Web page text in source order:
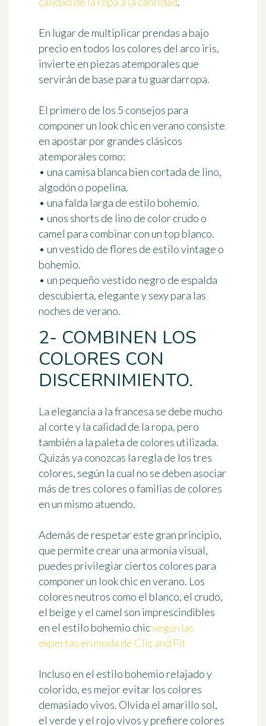
En lugar de multiplicar prendas a bajo
precio en todos los colores del arco iris,
invierte en piezas atemporales que
servirán de base para tu guardarropa.
El primero de los 5 consejos para
componer un look chic en verano consiste
en apostar por grandes clásicos
atemporales como:
• una camisa blanca bien cortada de lino,
algodón o popelina.
• una falda larga de estilo bohemio.
• unos shorts de lino de color crudo o
camel para combinar con un top blanco.
• un vestido de flores de estilo vintage o
bohemio.
• un pequeño vestido negro de espalda
descubierta, elegante y sexy para las
noches de verano.
2- COMBINEN LOS
COLORES CON
DISCERNIMIENTO.
La elegancia a la francesa se debe mucho
al corte y la calidad de la ropa, pero
también a la paleta de colores utilizada.
Quizás ya conozcas la regla de los tres
colores, según la cual no se deben asociar
más de tres colores o familias de colores
en un mismo atuendo.
Además de respetar este gran principio,
que permite crear una armonía visual,
puedes privilegiar ciertos colores para
componer un look chic en verano. Los
colores neutros como el blanco, el crudo,
el beige y el camel son imprescindibles
en el estilo bohemio chicsegún las
expertas en moda de Clic and Fit
Incluso en el estilo bohemio relajado y
colorido, es mejorevitar los colores
demasiado vivos. Olvida el amarillo sol,
el verde y el rojo vivos y prefiere colores